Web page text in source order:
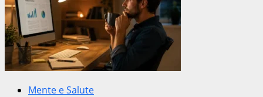
Mente e Salute